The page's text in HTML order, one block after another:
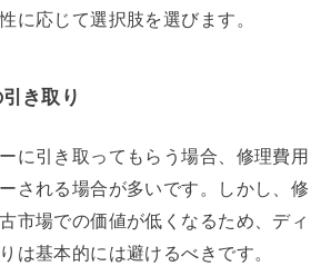
に応じて選択肢を選びます。
き取り
に引き取ってもらう場合、修理費用
される場合が多いです。しかし、修
市場での価値が低くなるため、ディ
は基本的には避けるべきです。